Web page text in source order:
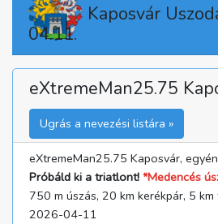
Kaposvár
04.11.
eXtremeMan25.75
Ugrás a nevezési listára »
eXtremeMan25.75 Kaposvár,
Próbáld ki a triatlont! *Medencés
750 m úszás, 20 km kerékpár, 5 km
2026-04-11